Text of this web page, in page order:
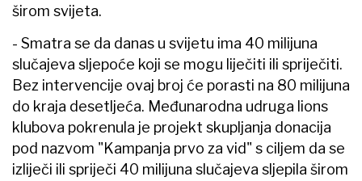
širom svijeta.
- Smatra se da danas u svijetu ima 40 milijuna
slučajeva sljepoće koji se mogu liječiti ili spriječiti.
Bez intervencije ovaj broj će porasti na 80 milijuna
do kraja desetljeća. Međunarodna udruga lions
klubova pokrenula je projekt skupljanja donacija
pod nazvom "Kampanja prvo za vid" s ciljem da se
izliječi ili spriječi 40 milijuna slučajeva sljepila širom